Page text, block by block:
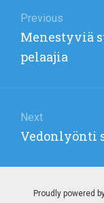
navigation
Previous
Previous
post:
Menestyviä
pelaajia
Next
Next
Vedonlyönti
Proudly powered